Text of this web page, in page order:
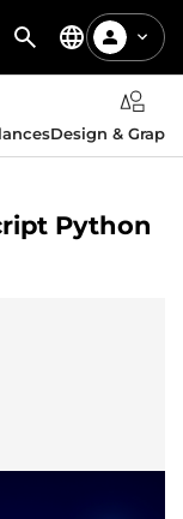
Design &
Python